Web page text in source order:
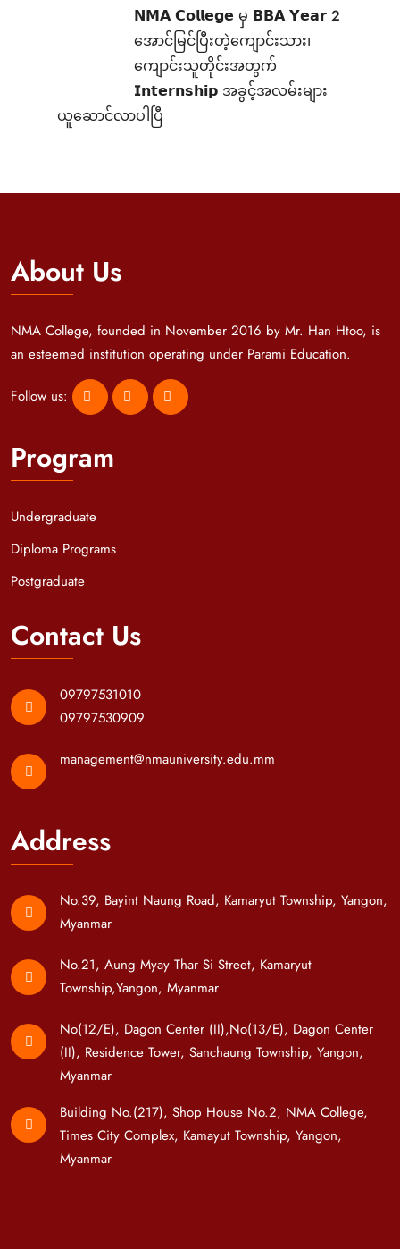
𝗡𝗠𝗔 𝗖𝗼𝗹𝗹𝗲𝗴𝗲 မှ 𝗕𝗕𝗔 𝗬𝗲𝗮𝗿 2
အောင်မြင်ပြီးတဲ့ကျောင်းသား၊‌
ကျောင်းသူတိုင်းအတွက်
𝗜𝗻𝘁𝗲𝗿𝗻𝘀𝗵𝗶𝗽 အခွင့်အလမ်းများ
ယူဆောင်လာပါပြီ
About Us
NMA College, founded in November 2016 by Mr. Han Htoo, is
an esteemed institution operating under Parami Education.
Follow us:
Program
Undergraduate
Diploma Programs
Postgraduate
Contact Us
09797531010
09797530909
management@nmauniversity.edu.mm
Address
No.39, Bayint Naung Road, Kamaryut Township, Yangon,
Myanmar
No.21, Aung Myay Thar Si Street, Kamaryut
Township,Yangon, Myanmar
No(12/E), Dagon Center (II),No(13/E), Dagon Center
(II), Residence Tower, Sanchaung Township, Yangon,
Myanmar
Building No.(217), Shop House No.2, NMA College,
Times City Complex, Kamayut Township, Yangon,
Myanmar